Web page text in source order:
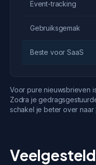
Event-tracking
Gebruiksgemak
Beste voor SaaS
Voor pure nieuwsbrieven
Zodra je
schakel je beter over naar